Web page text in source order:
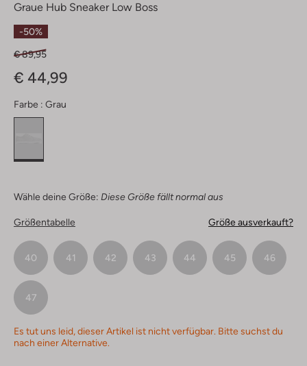
Graue Hub Sneaker Low Boss
-50%
€ 89,95
€ 44,99
Farbe : Grau
Wähle deine Größe: Diese Größe fällt normal aus
Größentabelle Größe ausverkauft?
40 41 42 43 44 45 46
47
Es tut uns leid, dieser Artikel ist nicht verfügbar. Bitte suchst du
nach einer Alternative.